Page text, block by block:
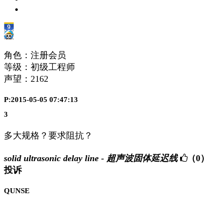
角色：注册会员
等级：初级工程师
声望： 2162
P:2015-05-05 07:47:13
3
多大规格？要求阻抗？
solid ultrasonic delay line - 超声波固体延迟线
（0）
投诉
QUNSE